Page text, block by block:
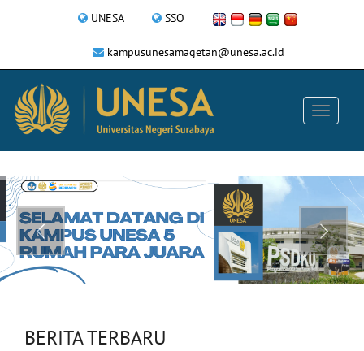
UNESA SSO
kampusunesamagetan@unesa.ac.id
BERITA TERBARU